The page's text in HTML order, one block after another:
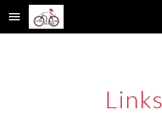
Skip to main content
Links